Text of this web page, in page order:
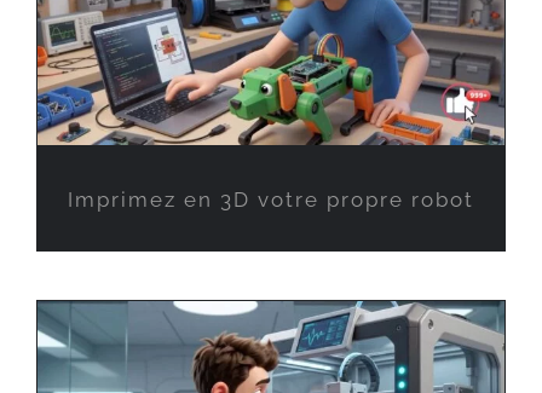
Imprimez en 3D votre propre robot